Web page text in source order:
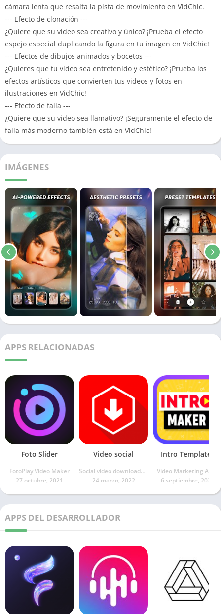
cámara lenta que resalta la pista de movimiento en VidChic.
--- Efecto de clonación ---
¿Quiere que su video sea creativo y único? ¡Prueba el efecto
espejo especial duplicando la figura en tu imagen en VidChic!
--- Efectos de dibujos animados y bocetos ---
¿Quieres que tu video sea entretenido y estético? ¡Prueba los
efectos artísticos que convierten tus videos y fotos en
ilustraciones en VidChic!
--- Efecto de falla ---
¿Quiere que su video sea llamativo? ¡Seguramente el efecto de
falla más moderno también está en VidChic!
IMÁGENES
APPS RELACIONADAS
Foto Slider
FotoPlay Video Maker
27 octubre, 2021
Video social
Social video downloader Dev
24 marzo, 2022
Intro Templates
Video Marketing Apps
6 septiembre, 2021
APPS DEL DESARROLLADOR